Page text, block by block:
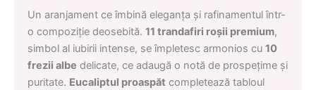
Un aranjament ce îmbină eleganța și rafinamentul într-
o compoziție deosebită. 11 trandafiri roșii premium,
simbol al iubirii intense, se împletesc armonios cu 10
frezii albe delicate, ce adaugă o notă de prospețime și
puritate. Eucaliptul proaspăt completează tabloul